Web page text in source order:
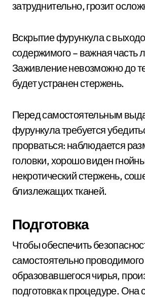
затруднительно, грозит
Вскрытие фурункула с
содержимого – важная часть
Заживление невозможно до
будет устранен стержень.
Перед самостоятельным
фурункула требуется
прорваться: наблюдается
головки, хорошо виден
некротический стержень,
близлежащих тканей.
Подготовка
Чтобы обеспечить
самостоятельно
образовавшегося чирья,
подготовка к процедуре. Она